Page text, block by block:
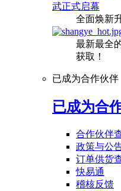
武正式启幕
全面焕新
最新最全
获取！
已成为合作伙伴
已成为合
合作伙伴
政策与公
订单供货
快易通
稽核反馈